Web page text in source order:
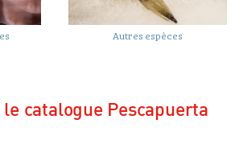
Autres espèces
le catalogue Pescapuerta